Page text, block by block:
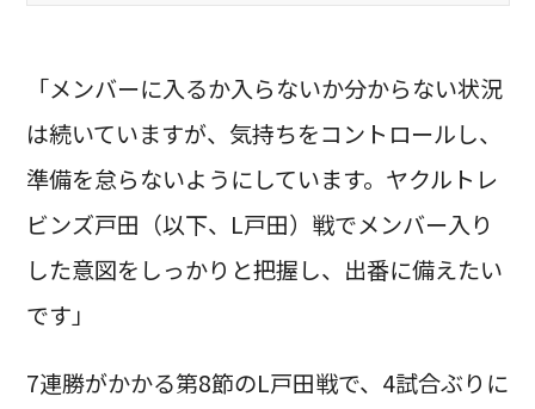
「メンバーに入るか入らないか分からない状況
は続いていますが、気持ちをコントロールし、
準備を怠らないようにしています。ヤクルトレ
ビンズ戸田（以下、L戸田）戦でメンバー入り
した意図をしっかりと把握し、出番に備えたい
です」
7連勝がかかる第8節のL戸田戦で、4試合ぶりに